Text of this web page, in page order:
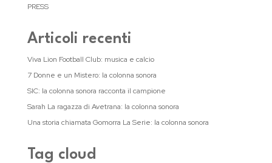
PRESS
Articoli recenti
Viva Lion Football Club: musica e calcio
7 Donne e un Mistero: la colonna sonora
SIC: la colonna sonora racconta il campione
Sarah La ragazza di Avetrana: la colonna sonora
Una storia chiamata Gomorra La Serie: la colonna sonora
Tag cloud